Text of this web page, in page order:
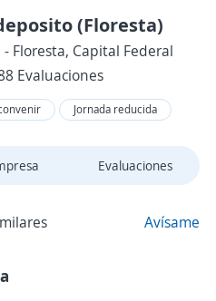
(Floresta)
Floresta, Capital Federal
Evaluaciones
Jornada reducida
Evaluaciones
Avísame